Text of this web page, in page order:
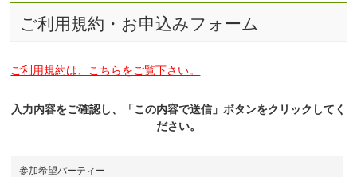
ご利用規約・お申込みフォーム
ご利用規約は、こちらをご覧下さい。
入力内容をご確認し、「この内容で送信」ボタンをクリックしてく
ださい。
参加希望パーティー